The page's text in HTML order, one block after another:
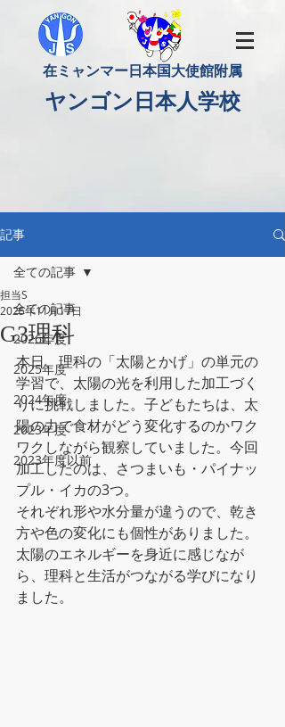
​在ミャンマー日本国大使館附属
​ヤンゴン日本人学校
記事
全ての記事
2026年度
2025年度
2024年度
2023年度
2023年度以前
全ての記事
G3理科
担当S
2025年11月17日
本日、理科の「太陽とかげ」の単元の
学習で、太陽の光を利用した加工づく
りに挑戦しました。子どもたちは、太
陽の力で食材がどう変化するのかワク
ワクしながら観察していました。今回
加工したのは、さつまいも・パイナッ
プル・イカの3つ。
それぞれ形や水分量が違うので、乾き
方や色の変化にも個性がありました。
太陽のエネルギーを身近に感じなが
ら、理科と生活がつながる学びになり
ました。